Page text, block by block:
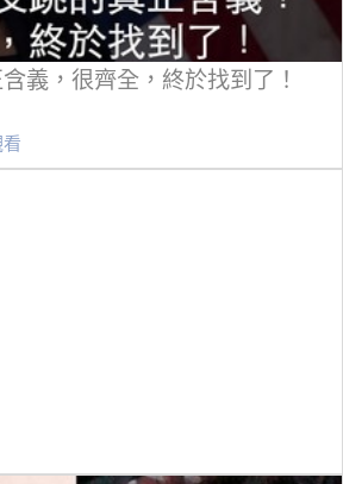
義，很齊全，終於找到了！